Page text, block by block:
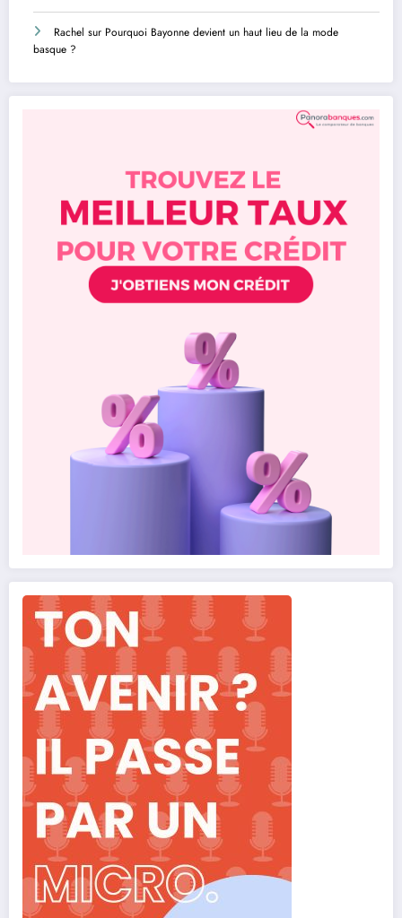
Rachel sur Pourquoi Bayonne devient un haut lieu de la mode
basque ?